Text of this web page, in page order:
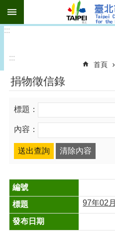
跳到主要內容區塊
:::
:::
首頁
捐物徵信錄
標題：
內容：
97年02月